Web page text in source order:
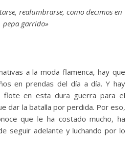
realumbrarse, como decimos en
pepa garrido»
a la moda flamenca, hay que
en prendas del día a día. Y hay
en esta dura guerra para el
dar la batalla por perdida. Por eso,
que le ha costado mucho, ha
seguir adelante y luchando por lo